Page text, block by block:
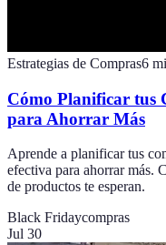
Estrategias de Compras6
Cómo Planificar tus
para Ahorrar Más
Aprende a planificar tus
efectiva para ahorrar más.
de productos te esperan.
Black Fridaycompras
Jul 30